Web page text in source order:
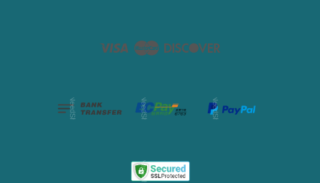
Visa Master